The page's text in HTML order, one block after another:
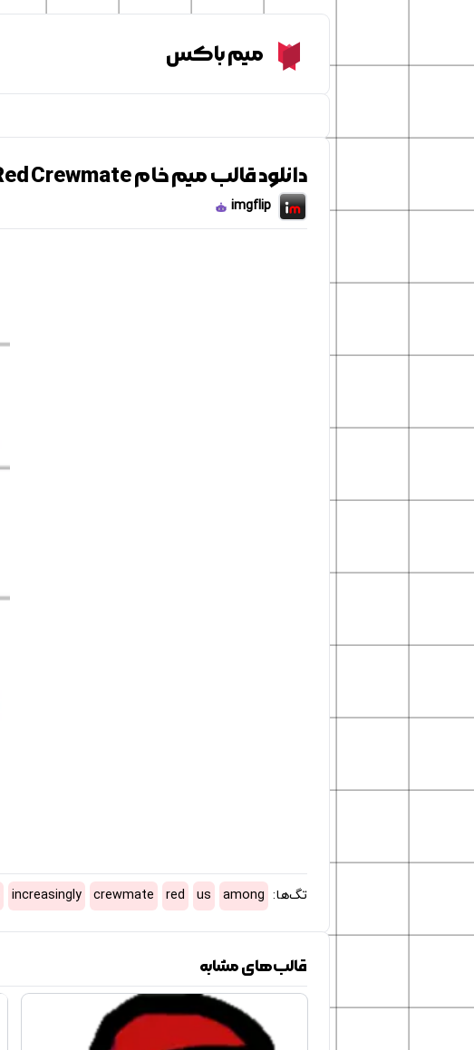
Meme Boxمیم باکس
دانلود قالب میم خام Increasingly Buff Red Crewmate
imgflip
تگ‌ها: among
us
red
crewmate
increasingly
قالب‌های مشابه